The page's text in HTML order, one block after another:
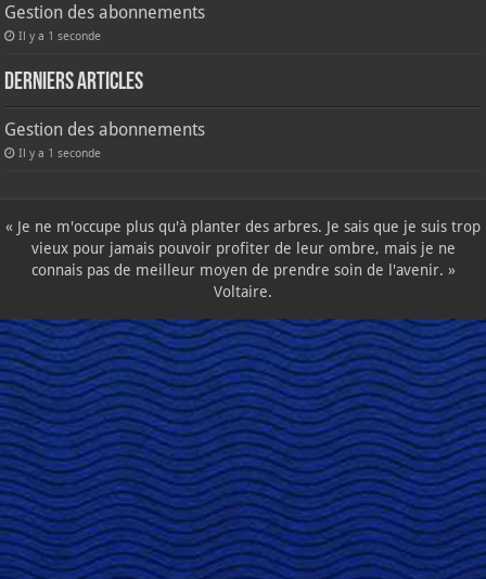
Gestion des abonnements
Il y a 1 seconde
Derniers articles
Gestion des abonnements
Il y a 1 seconde
« Je ne m'occupe plus qu'à planter des arbres. Je sais que je suis trop
vieux pour jamais pouvoir profiter de leur ombre, mais je ne
connais pas de meilleur moyen de prendre soin de l'avenir. »
Voltaire.